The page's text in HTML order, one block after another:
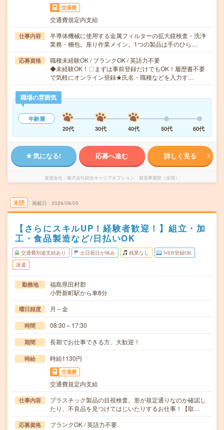
交通費
交通費規定内支給
仕事内容
半導体機械に使用する金属フィルターの拡大鏡検査・洗浄
業務・梱包。座り作業メイン。1つの製品は手のひら…
応募資格
職種未経験OK / ブランクOK / 英語力不要
◆未経験OK！〇まずは事前登録だけでもOK！履歴書不要
で気軽にオンライン登録★氏名・職種などを入力す…
職場の雰囲気
年齢層
20代
30代 40代 50代 60代
気になる! 応募へ進む 詳しく見る
派遣会社 株式会社綜合キャリアオプション 製造事業部（全国）
未読 掲載日 2026/08/05
【さらにスキルUP！経験者歓迎！】組立・加
工・食品製造など/日払いOK
交通費別途支給あり 土日祝日が休み 残業なし WEB登録OK
派遣
勤務地
福島県田村郡
小野新町駅から車8分
曜日頻度 月～金
時間 08:30～17:30
期間 長期でお仕事できる方、大歓迎！
時給 時給1130円
交通費
交通費規定内支給
仕事内容
プラスチック製品の目視検査。形が規定通りなのか確認し
たり、不良品を見つけてはじいたりするお仕事！【取…
応募資格
ブランクOK / 英語力不要